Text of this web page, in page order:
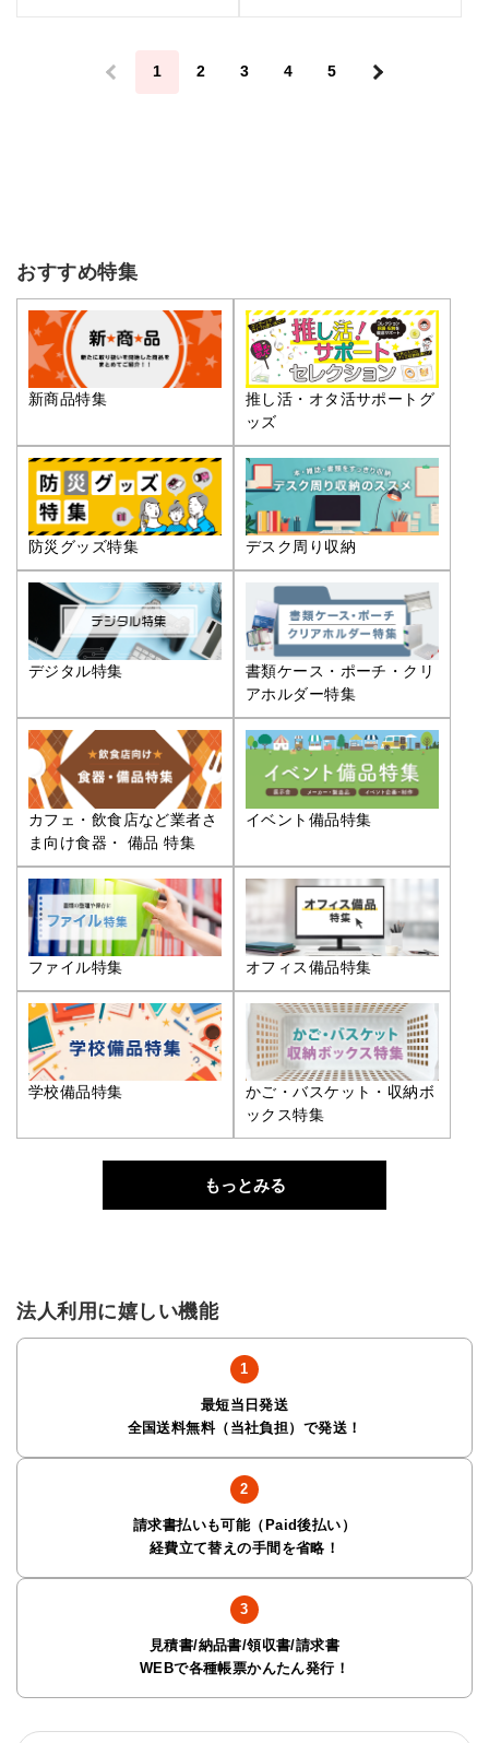
＜ 1 2 3 4 5 ＞
おすすめ特集
新商品特集
推し活・オタ活サポートグ
ッズ
防災グッズ特集 デスク周り収納
デジタル特集
書類ケース・ポーチ・クリ
アホルダー特集
カフェ・飲食店など業者さ
ま向け食器・ 備品 特集
イベント備品特集
ファイル特集 オフィス備品特集
学校備品特集
かご・バスケット・収納ボ
ックス特集
もっとみる
法人利用に嬉しい機能
最短当日発送
全国送料無料（当社負担）で発送！
請求書払いも可能（Paid後払い）
経費立て替えの手間を省略！
見積書/納品書/領収書/請求書
WEBで各種帳票かんたん発行！